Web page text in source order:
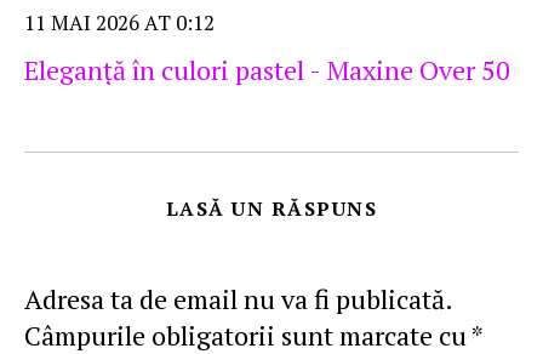
11 MAI 2026 AT 0:12
Eleganţă în culori pastel - Maxine Over 50
LASĂ UN RĂSPUNS
Adresa ta de email nu va fi publicată.
Câmpurile obligatorii sunt marcate cu *